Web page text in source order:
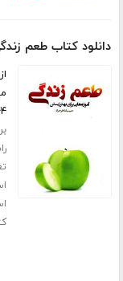
دانلود کتاب طعم